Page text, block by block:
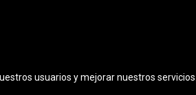
usuarios y mejorar nuestros